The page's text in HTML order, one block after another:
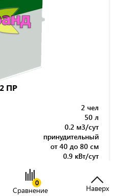
ПР
2 чел
50 л
0.2 м3/сут
принудительный
от 40 до 80 см
0.9 кВт/сут
175 кг
104 000Р 88 400Р
0
Сравнение Наверх